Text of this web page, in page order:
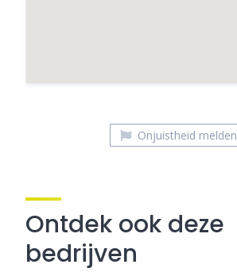
Onjuistheid melden
Ontdek ook deze
bedrijven